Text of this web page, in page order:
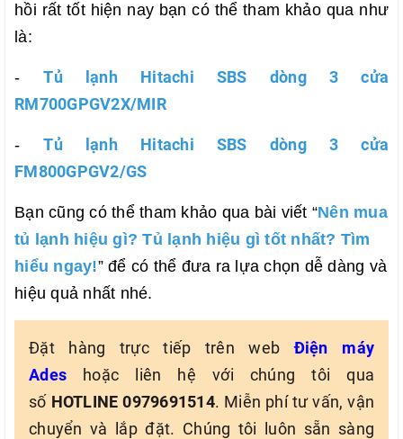
hồi rất tốt hiện nay bạn có thể tham khảo qua như
là:
-Tủ lạnh Hitachi SBS dòng 3 cửa
RM700GPGV2X/MIR
-Tủ lạnh Hitachi SBS dòng 3 cửa
FM800GPGV2/GS
Bạn cũng có thể tham khảo qua bài viết “Nên mua
tủ lạnh hiệu gì? Tủ lạnh hiệu gì tốt nhất? Tìm
hiểu ngay!” để có thể đưa ra lựa chọn dễ dàng và
hiệu quả nhất nhé.
Đặt hàng trực tiếp trên webĐiện máy
Ades hoặc liên hệ với chúng tôi qua
số HOTLINE 0979691514. Miễn phí tư vấn, vận
chuyển và lắp đặt. Chúng tôi luôn sẵn sàng